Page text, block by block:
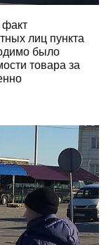
факт
лиц пункта
было
товара за